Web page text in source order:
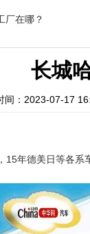
厂在哪？
长城
间：2023-07-17